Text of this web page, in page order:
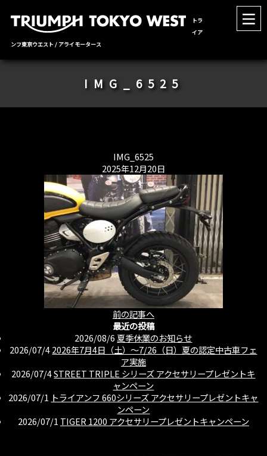
トラ
イア
ンフ東京ウエスト / アライモータース
IMG_6525
IMG_6525
2025年12月20日
前の記事へ
最近の投稿
2026/08/6 夏季休業のお知らせ
2026/07/42026年7月4日（土）〜7/26（日）夏の認定中古車フェ
ア実施
2026/07/4STREET TRIPLE シリーズ アクセサリープレゼントキ
ャンペーン
2026/07/1 トライアンフ 660シリーズ アクセサリープレゼントキャ
ンペーン
2026/07/1 TIGER 1200 アクセサリープレゼントキャンペーン